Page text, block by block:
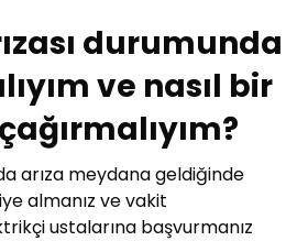
durumunda
ve nasıl bir
arıza meydana geldiğinde
almanız ve vakit
ustalarına başvurmanız